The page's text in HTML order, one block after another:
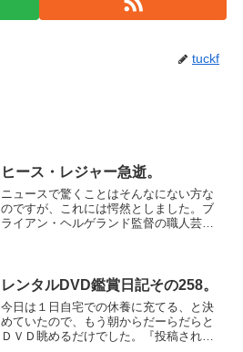
tuckf
ヒース・レジャー急逝。
ニュースで驚くことはそんなにない方な
のですが、これには愕然としました。ブ
ライアン・ヘルゲランド監督の職人芸２
なラヴ・ストーリー『キャ...
レンタルDVD鑑賞日記その258。
今日は１日自宅での休養に充てる、と決
めていたので、もう朝からだーらだらと
ＤＶＤ眺めるだけでした。『投稿されて